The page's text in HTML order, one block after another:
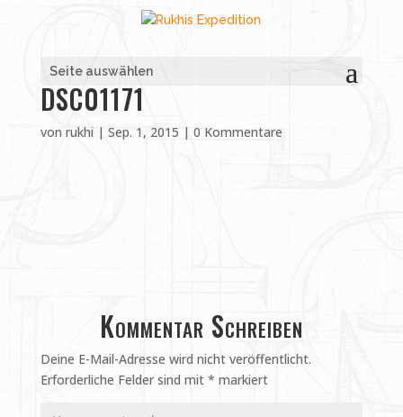
Seite auswählen
DSC01171
von rukhi| Sep. 1, 2015 | 0 Kommentare
Kommentar Schreiben
Deine E-Mail-Adresse wird nicht veröffentlicht.
Erforderliche Felder sind mit * markiert